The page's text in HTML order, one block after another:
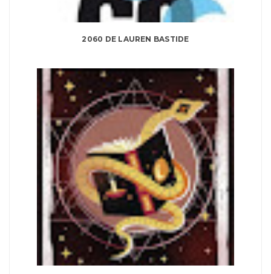
2060 DE LAUREN BASTIDE